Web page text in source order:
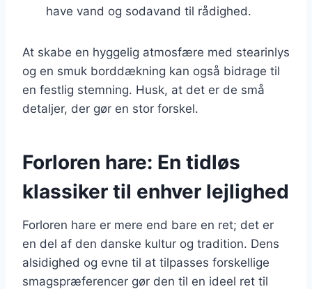
have vand og sodavand til rådighed.
At skabe en hyggelig atmosfære med stearinlys
og en smuk borddækning kan også bidrage til
en festlig stemning. Husk, at det er de små
detaljer, der gør en stor forskel.
Forloren hare: En tidløs
klassiker til enhver lejlighed
Forloren hare er mere end bare en ret; det er
en del af den danske kultur og tradition. Dens
alsidighed og evne til at tilpasses forskellige
smagspræferencer gør den til en ideel ret til